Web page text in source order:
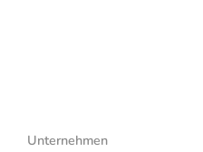
Unternehmen